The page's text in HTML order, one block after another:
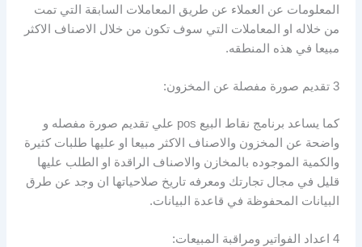
المعلومات عن العملاء عن طريق المعاملات السابقة التي تمت
من خلاله او المعاملات التي سوف تكون من خلال الاصناف الاكثر
مبيعا في هذه المنطقه.
3 تقديم صورة مفصلة عن المخزون:
كما يساعد برنامج نقاط البيع pos علي تقديم صورة مفصله و
واضحة عن المخزون والاصناف الاكثر مبيعا او عليها طلبات كثيرة
والكمية الموجوده بالمخازن والاصناف الراقدة او الطلب عليها
قليل في مجال تجارتك ومعرفه تاريخ صلاحياتها ان وجد عن طرق
البيانات المحفوظة في قاعدة البيانات.
4 اعداد الفواتير ومراقبة المبيعات: